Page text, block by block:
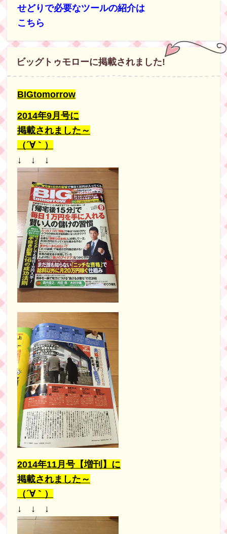
せどりで必要なツールの紹介は
こちら
ビッグトゥモローに掲載されました!
BIGtomorrow
2014年9月号に
掲載されました～
（´∀｀）
↓ ↓ ↓
2014年11月号【増刊】に
掲載されました～
（´∀｀）
↓ ↓ ↓